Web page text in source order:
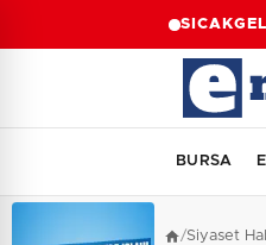
SICAK
BURSA
/Siyaset